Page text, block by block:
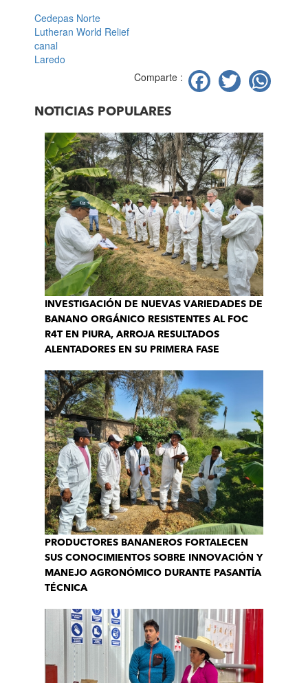
Cedepas Norte
Lutheran World Relief
canal
Laredo
Comparte :
Facebook
Twitter
NOTICIAS POPULARES
INVESTIGACIÓN DE NUEVAS VARIEDADES DE
BANANO ORGÁNICO RESISTENTES AL FOC
R4T EN PIURA, ARROJA RESULTADOS
ALENTADORES EN SU PRIMERA FASE
PRODUCTORES BANANEROS FORTALECEN
SUS CONOCIMIENTOS SOBRE INNOVACIÓN Y
MANEJO AGRONÓMICO DURANTE PASANTÍA
TÉCNICA